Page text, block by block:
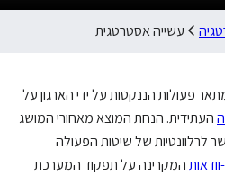
עשייה אסטרטגית
פעולות הננקטות על ידי הארגון על
העתידית. הנחת המוצא מאחורי המושג
לרלוונטיות של שיטות הפעולה
וודאותהמקרינה על תפקוד המערכת